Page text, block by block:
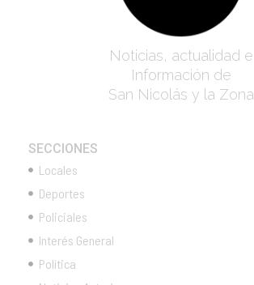
Noticias, actualidad e
Información de
San Nicolás y la Zona
SECCIONES
Locales
Deportes
Policiales
Interés General
Política